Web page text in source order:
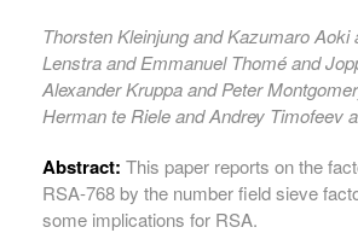
Thorsten Kleinjung and Kazumaro Aoki
Lenstra and Emmanuel Thomé and
Alexander Kruppa and Peter
Herman te Riele and Andrey Timofeev
Abstract: This paper reports on the
RSA-768 by the number field sieve
some implications for RSA.